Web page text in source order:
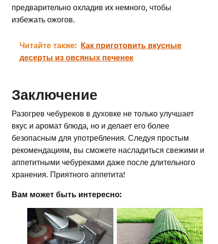
предварительно охладив их немного, чтобы
избежать ожогов.
Читайте также: Как приготовить вкусные
десерты из овсяных печенек
Заключение
Разогрев чебуреков в духовке не только улучшает
вкус и аромат блюда, но и делает его более
безопасным для употребления. Следуя простым
рекомендациям, вы сможете насладиться свежими и
аппетитными чебуреками даже после длительного
хранения. Приятного аппетита!
Вам может быть интересно: